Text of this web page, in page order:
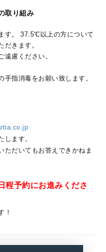
取り組み
す。 37.5℃以上の方について
だきます。
慮ください。
手指消毒をお願い致します。
ます。
だいてもお答えできかねま
程予約にお進みくださ
！